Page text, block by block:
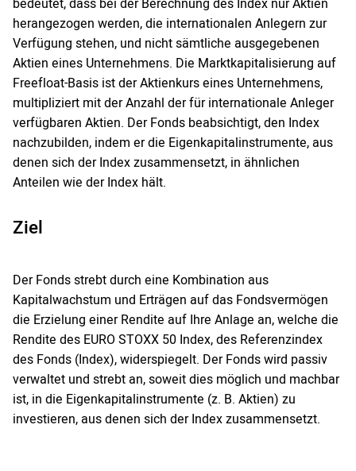
bedeutet, dass bei der Berechnung des Index nur Aktien
herangezogen werden, die internationalen Anlegern zur
Verfügung stehen, und nicht sämtliche ausgegebenen
Aktien eines Unternehmens. Die Marktkapitalisierung auf
Freefloat-Basis ist der Aktienkurs eines Unternehmens,
multipliziert mit der Anzahl der für internationale Anleger
verfügbaren Aktien. Der Fonds beabsichtigt, den Index
nachzubilden, indem er die Eigenkapitalinstrumente, aus
denen sich der Index zusammensetzt, in ähnlichen
Anteilen wie der Index hält.
Ziel
Der Fonds strebt durch eine Kombination aus
Kapitalwachstum und Erträgen auf das Fondsvermögen
die Erzielung einer Rendite auf Ihre Anlage an, welche die
Rendite des EURO STOXX 50 Index, des Referenzindex
des Fonds (Index), widerspiegelt. Der Fonds wird passiv
verwaltet und strebt an, soweit dies möglich und machbar
ist, in die Eigenkapitalinstrumente (z. B. Aktien) zu
investieren, aus denen sich der Index zusammensetzt.